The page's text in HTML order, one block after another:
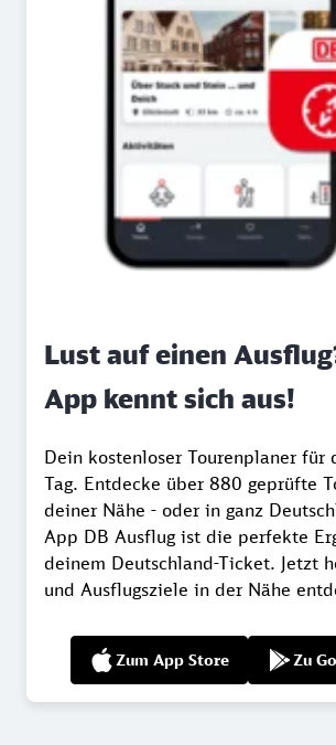
Lust auf einen
App kennt sich aus!
Dein kostenloser Tourenplaner für
Tag. Entdecke über 880 geprüfte
deiner Nähe - oder in ganz
App DB Ausflug ist die perfekte
deinem Deutschland-Ticket. Jetzt
und Ausflugsziele in der Nähe
Zum App Store Zu